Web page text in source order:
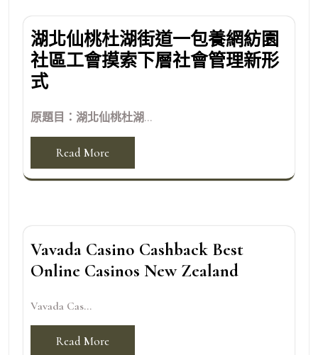
湖北仙桃杜湖街道一包養網紡園
社區工會摸索下層社會管理新形
式
原題目：湖北仙桃杜湖...
Read More
Vavada Casino Cashback Best
Online Casinos New Zealand
Vavada Cas...
Read More